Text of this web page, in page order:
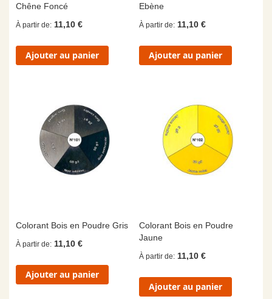
Chêne Foncé
À partir de 11,10 €
Ajouter au panier
Ebène
À partir de 11,10 €
Ajouter au panier
Colorant Bois en Poudre Gris
À partir de 11,10 €
Ajouter au panier
Colorant Bois en Poudre
Jaune
À partir de 11,10 €
Ajouter au panier